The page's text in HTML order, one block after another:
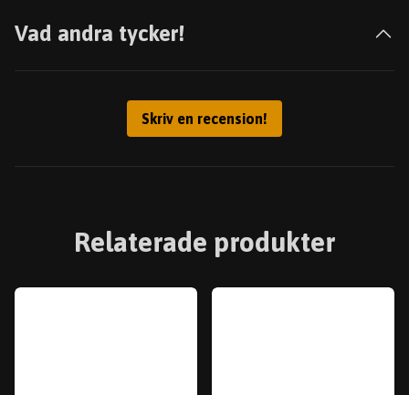
Vad andra tycker!
Skriv en recension!
Relaterade produkter